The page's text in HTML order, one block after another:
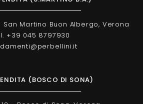
San Martino Buon Albergo, Verona
+39 045 8797930
(BOSCO DI SONA)